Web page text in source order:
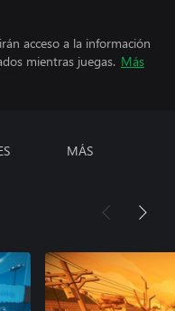
acceso a la información
mientras juegas. Más
MÁS